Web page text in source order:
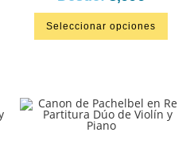
Seleccionar opciones